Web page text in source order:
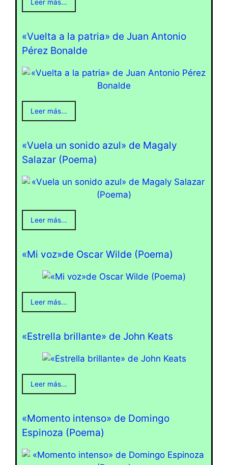
Leer más...
«Vuelta a la patria» de Juan Antonio
Pérez Bonalde
Leer más...
«Vuela un sonido azul» de Magaly
Salazar (Poema)
Leer más...
«Mi voz»de Oscar Wilde (Poema)
Leer más...
«Estrella brillante» de John Keats
Leer más...
«Momento intenso» de Domingo
Espinoza (Poema)